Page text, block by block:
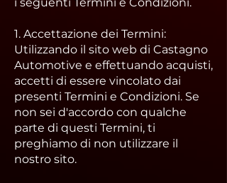
1. Accettazione dei Termini:
Utilizzando il sito web di Castagno
Automotive e effettuando acquisti,
accetti di essere vincolato dai
presenti Termini e Condizioni. Se
non sei d'accordo con qualche
parte di questi Termini, ti
preghiamo di non utilizzare il
nostro sito.